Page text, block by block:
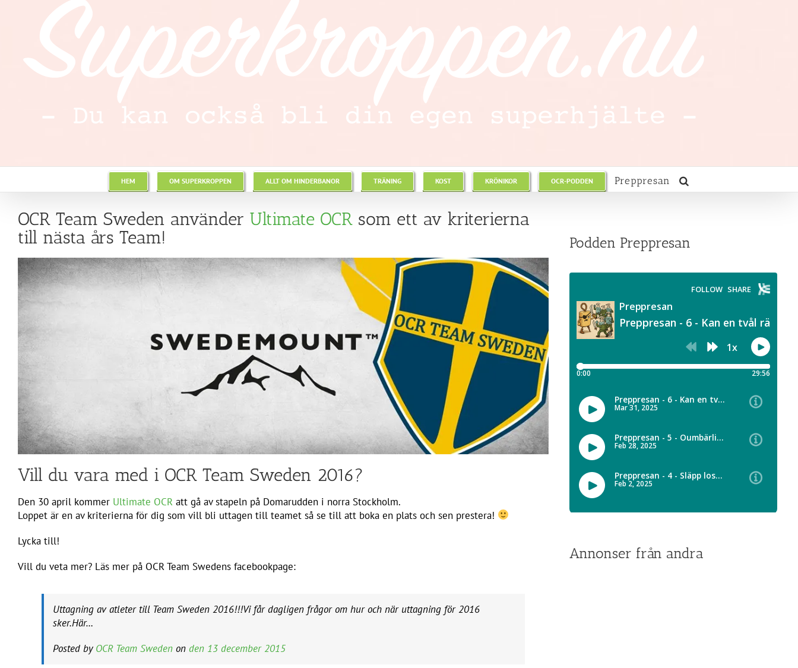
HEM OM SUPERKROPPEN ALLT OM HINDERBANOR TRÄNING KOST KRÖNIKOR OCR-PODDEN Preppresan
OCR Team Sweden använder Ultimate OCR som ett av kriterierna
till nästa års Team!
Vill du vara med i OCR Team Sweden 2016?
Den 30 april kommer Ultimate OCR att gå av stapeln på Domarudden i norra Stockholm.
Loppet är en av kriterierna för dig som vill bli uttagen till teamet så se till att boka en plats och sen prestera!
Lycka till!
Vill du veta mer? Läs mer på OCR Team Swedens facebookpage:
Uttagning av atleter till Team Sweden 2016!!!Vi får dagligen frågor om hur och när uttagning för 2016
sker.Här…
Posted by OCR Team Sweden on den 13 december 2015
Podden Preppresan
Annonser från andra